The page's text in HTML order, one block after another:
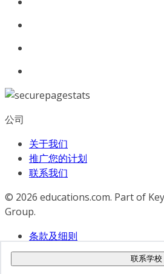
联系学校
公司
关于我们
推广您的计划
联系我们
© 2026 educations.com. Part of
Group.
条款及细则
隐私政策
无障碍